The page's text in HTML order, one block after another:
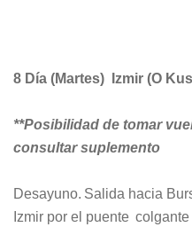
8 Día (Martes) Izmir (O
**Posibilidad de tomar
consultar suplemento
Desayuno. Salida hacia
Izmir por el puente